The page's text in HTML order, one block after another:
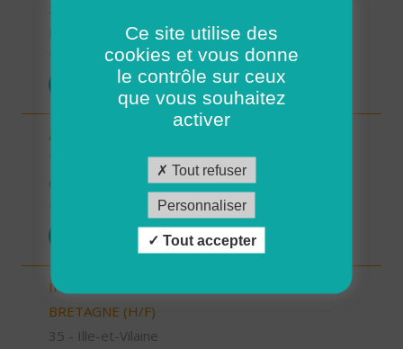
Possibilité de CDI ou CDD
10/10/2025
POSTULER
Auxiliaire de vie sociale - Randens (73220) (H/F)
INTERVENANT.E A DOMICILE - BAIN DE
BRETAGNE (H/F)
35 - Ille-et-Vilaine
Ce site utilise des
cookies et vous donne
le contrôle sur ceux
que vous souhaitez
activer
Tout refuser
Personnaliser
Tout accepter